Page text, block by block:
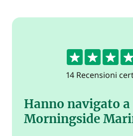
4.6
14 Recensioni
Hanno navigato a
Morningside